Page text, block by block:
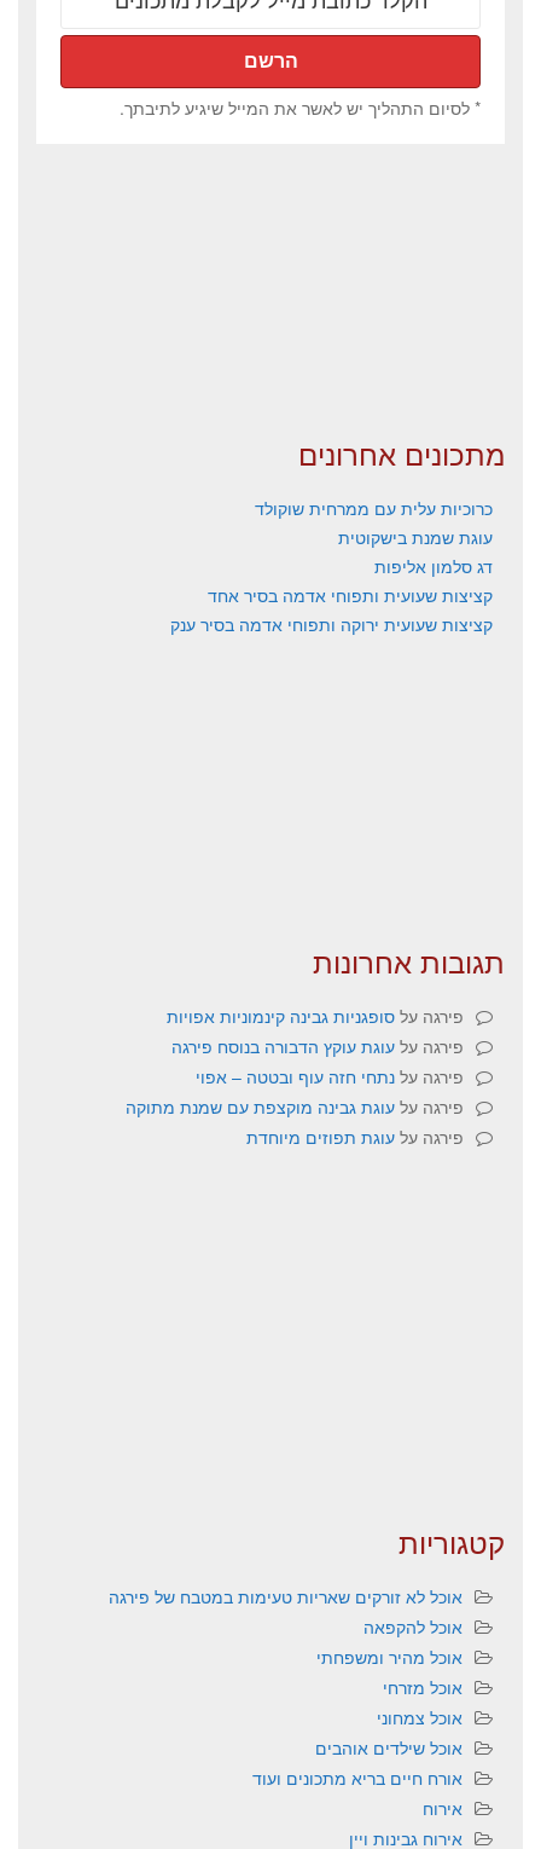
* לסיום התהליך יש לאשר את המייל שיגיע לתיבתך.
מתכונים אחרונים
כרוכיות עלית עם ממרחית שוקולד
עוגת שמנת בישקוטית
דג סלמון אליפות
קציצות שעועית ותפוחי אדמה בסיר אחד
קציצות שעועית ירוקה ותפוחי אדמה בסיר ענק
תגובות אחרונות
פירגה על סופגניות גבינה קינמוניות אפויות
פירגה על עוגת עוקץ הדבורה בנוסח פירגה
פירגה על נתחי חזה עוף ובטטה – אפוי
פירגה על עוגת גבינה מוקצפת עם שמנת מתוקה
פירגה על עוגת תפוזים מיוחדת
קטגוריות
אוכל לא זורקים שאריות טעימות במטבח של פירגה
אוכל להקפאה
אוכל מהיר ומשפחתי
אוכל מזרחי
אוכל צמחוני
אוכל שילדים אוהבים
אורח חיים בריא מתכונים ועוד
אירוח
אירוח גבינות ויין